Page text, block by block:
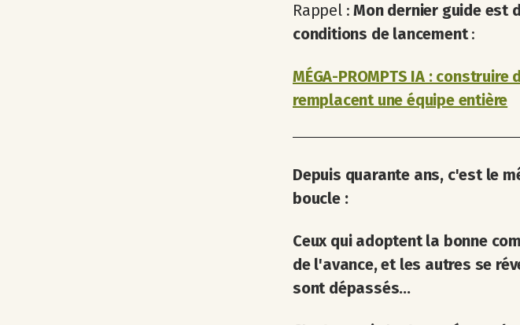
Rappel :Mon dernier guide est
conditions de lancement:
MÉGA-PROMPTS IA :
remplacent une équipe entière
Depuis quarante ans, c'est le
boucle :
Ceux qui adoptent la bonne
de l'avance, et les autres se
sont dépassés...